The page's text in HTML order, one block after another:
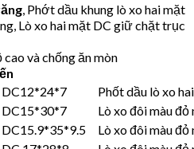
, Phớt dầu khung lò xo hai mặt
Lò xo hai mặt DC giữ chặt trục
và chống ăn mòn
DC12*24*7
Phốt dầu lò xo
DC15*30*7
Lò xo đôi màu
DC15.9*35*9.5
Lò xo đôi màu